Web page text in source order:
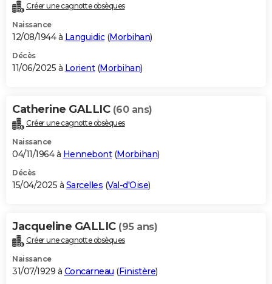
Créer une cagnotte obsèques
Naissance
12/08/1944 à Languidic(Morbihan)
Décès
11/06/2025 à Lorient(Morbihan)
Catherine GALLIC (60 ans)
Créer une cagnotte obsèques
Naissance
04/11/1964 à Hennebont(Morbihan)
Décès
15/04/2025 à Sarcelles (Val-d'Oise)
Jacqueline GALLIC (95 ans)
Créer une cagnotte obsèques
Naissance
31/07/1929 à Concarneau (Finistère)